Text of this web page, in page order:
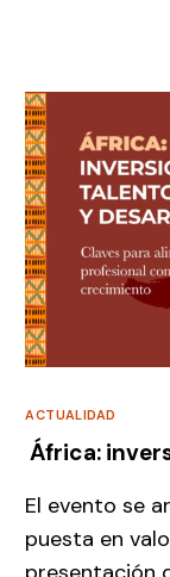
ACTUALIDAD
África:
El evento se
puesta en